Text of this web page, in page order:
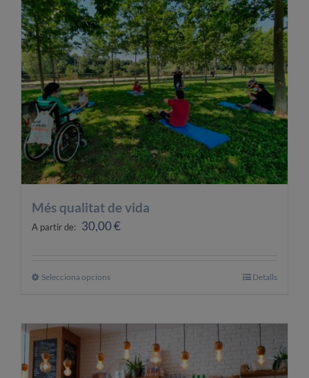
OFERTES LABORALS
COL·LABORA
LA BOTIGA
Més qualitat de vida
A partir de: 30,00€
Selecciona opcionsAquest
diverses
variants.
Les
Detalls